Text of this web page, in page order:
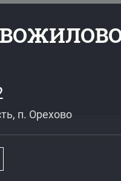
п. Орехово